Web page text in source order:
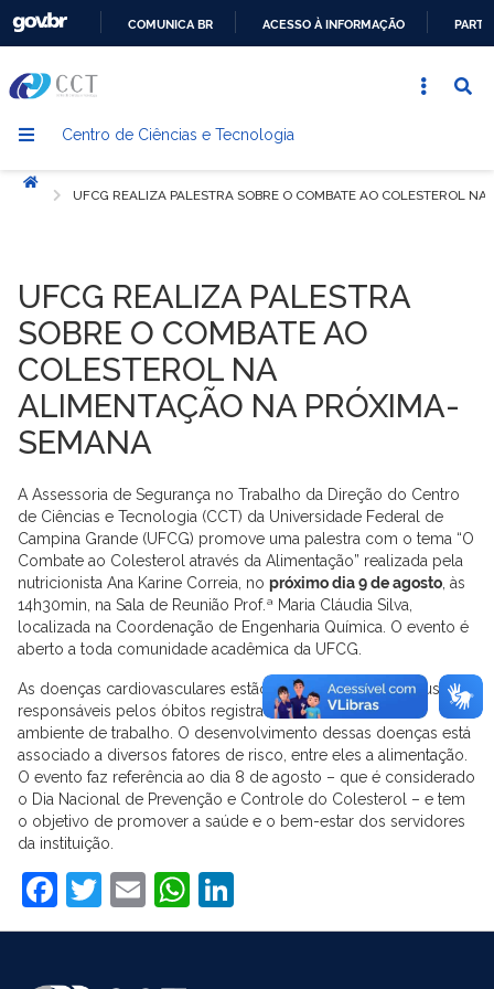
CONTEÚDO
COMUNICA BR ACESSO À INFORMAÇÃO
Centro de Ciências e Tecnologia
Início
UFCG REALIZA PALESTRA SOBRE O COMBATE AO COLESTEROL
UFCG REALIZA PALESTRA
SOBRE O COMBATE AO
COLESTEROL NA
ALIMENTAÇÃO NA PRÓXIMA-
SEMANA
A Assessoria de Segurança no Trabalho da Direção do Centro
de Ciências e Tecnologia (CCT) da Universidade Federal de
Campina Grande (UFCG) promove uma palestra com o tema “O
Combate ao Colesterol através da Alimentação” realizada pela
nutricionista Ana Karine Correia, no próximo dia 9 de agosto , às
14h30min, na Sala de Reunião Prof.ª Maria Cláudia Silva,
localizada na Coordenação de Engenharia Química. O evento é
aberto a toda comunidade acadêmica da UFCG.
As doenças cardiovasculares estão entre as principais causas
responsáveis pelos óbitos registrados e afastamento no
ambiente de trabalho. O desenvolvimento dessas doenças está
associado a diversos fatores de risco, entre eles a alimentação.
O evento faz referência ao dia 8 de agosto – que é considerado
o Dia Nacional de Prevenção e Controle do Colesterol – e tem
o objetivo de promover a saúde e o bem-estar dos servidores
da instituição.
Facebook
Twitter
EmailWhatsApp